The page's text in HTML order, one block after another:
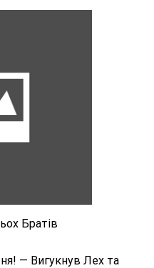
Братів
— Вигукнув Лех та